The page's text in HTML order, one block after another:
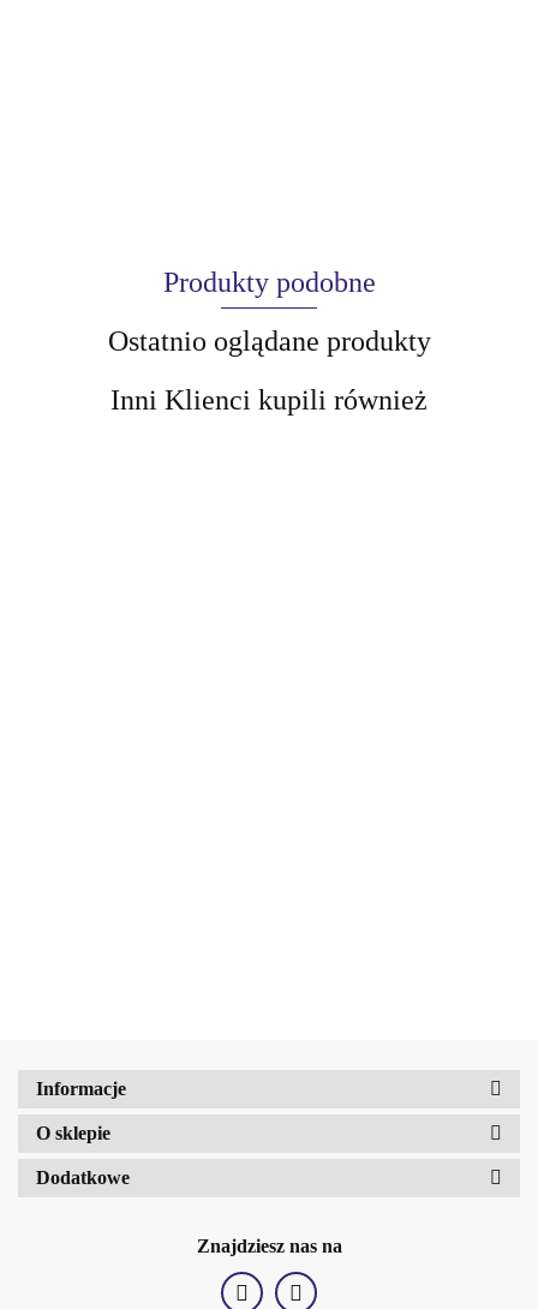
Produkty podobne
Ostatnio oglądane produkty
Inni Klienci kupili również
Informacje
O sklepie
Dodatkowe
Znajdziesz nas na